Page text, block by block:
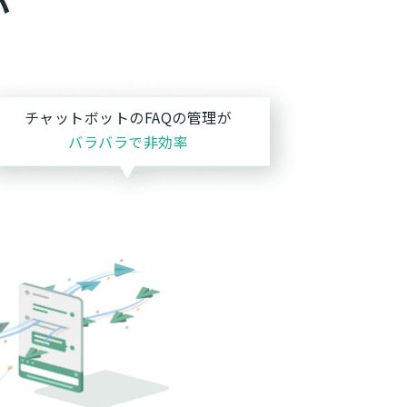
チャットボットのFAQの管理が
バラバラで非効率